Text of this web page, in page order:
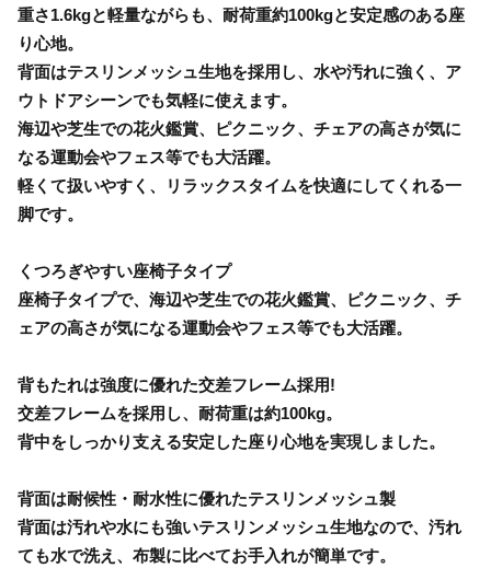
重さ1.6kgと軽量ながらも、耐荷重約100kgと安定感のある座
り心地。
背面はテスリンメッシュ生地を採用し、水や汚れに強く、ア
ウトドアシーンでも気軽に使えます。
海辺や芝生での花火鑑賞、ピクニック、チェアの高さが気に
なる運動会やフェス等でも大活躍。
軽くて扱いやすく、リラックスタイムを快適にしてくれる一
脚です。
くつろぎやすい座椅子タイプ
座椅子タイプで、海辺や芝生での花火鑑賞、ピクニック、チ
ェアの高さが気になる運動会やフェス等でも大活躍。
背もたれは強度に優れた交差フレーム採用!
交差フレームを採用し、耐荷重は約100kg。
背中をしっかり支える安定した座り心地を実現しました。
背面は耐候性・耐水性に優れたテスリンメッシュ製
背面は汚れや水にも強いテスリンメッシュ生地なので、汚れ
ても水で洗え、布製に比べてお手入れが簡単です。